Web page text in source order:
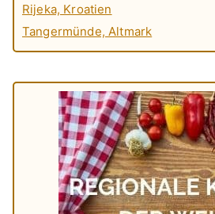
Rijeka, Kroatien
Tangermünde, Altmark